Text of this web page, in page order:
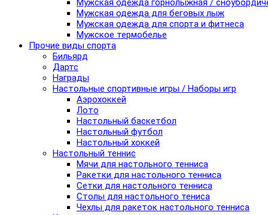
Мужская одежда горнолыжная /
Мужская одежда для беговых лыж
Мужская одежда для спорта и фитнеса
Мужское термобелье
Прочие виды спорта
Бильярд
Дартс
Награды
Настольные спортивные игры / Наборы игр
Аэрохоккей
Лото
Настольный баскетбол
Настольный футбол
Настольный хоккей
Настольный теннис
Мячи для настольного тенниса
Ракетки для настольного тенниса
Сетки для настольного тенниса
Столы для настольного тениса
Чехлы для ракеток настольного тенниса